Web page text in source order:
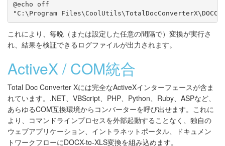
@echo off
これにより、毎晩（または設定した任意の間隔で）変換が実行さ
れ、結果を検証できるログファイルが出力されます。
ActiveX / COM統合
Total Doc Converter Xには完全なActiveXインターフェースが含ま
れています。.NET、VBScript、PHP、Python、Ruby、ASPなど、
あらゆるCOM互換環境からコンバーターを呼び出せます。これに
より、コマンドラインプロセスを外部起動することなく、独自の
ウェブアプリケーション、イントラネットポータル、ドキュメン
トワークフローにDOCX-to-XLS変換を組み込めます。